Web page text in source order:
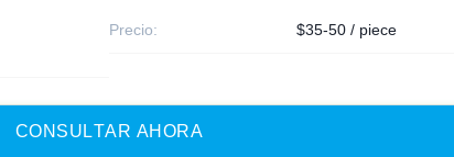
Precio: $35-50 / piece
CON SU LTAR AH ORA